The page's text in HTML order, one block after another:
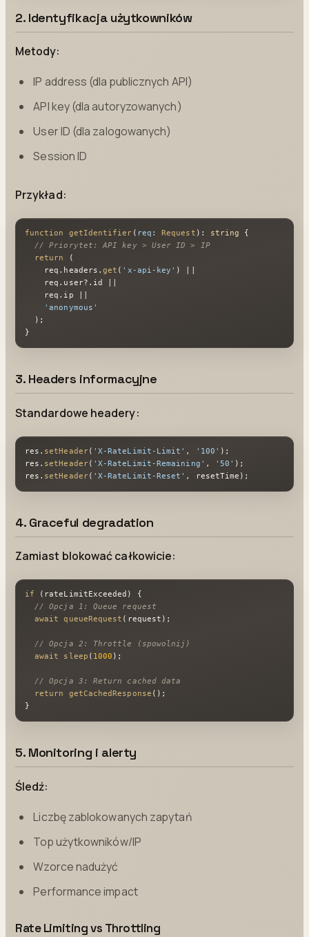
2. Identyfikacja użytkowników
Metody:
IP address (dla publicznych API)
API key (dla autoryzowanych)
User ID (dla zalogowanych)
Session ID
Przykład:
function getIdentifier ( req : Request ): string
{
// Priorytet: API key > User ID > IP
return
(
    req.
headers .get ( 'x-api-key' ) ||
    req.
user?. id
    req.
ip
'anonymous'
  );
}
3. Headers informacyjne
Standardowe headery:
res. setHeader( 'X-RateLimit-Limit' , '100' );
res. setHeader( 'X-RateLimit-Remaining' , '50' );
res. setHeader( 'X-RateLimit-Reset' , resetTime);
4. Graceful degradation
Zamiast blokować całkowicie:
if (rateLimitExceeded) {
// Opcja 1: Queue request
await
queueRequest (request);
// Opcja 2: Throttle (spowolnij)
await
sleep ( 1000 );
// Opcja 3: Return cached data
return
getCachedResponse ();
}
5. Monitoring i alerty
Śledź:
Liczbę zablokowanych zapytań
Top użytkowników/IP
Wzorce nadużyć
Performance impact
Rate Limiting vs Throttling